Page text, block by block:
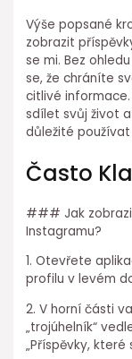
Výše popsané
zobrazit
se mi. Bez
se, že chráníte
citlivé
sdílet svůj život
důležité
Často
### Jak
Instagramu?
1. Otevřete
profilu v levém
2. V horní části
„trojúhelník“
„Příspěvky, které